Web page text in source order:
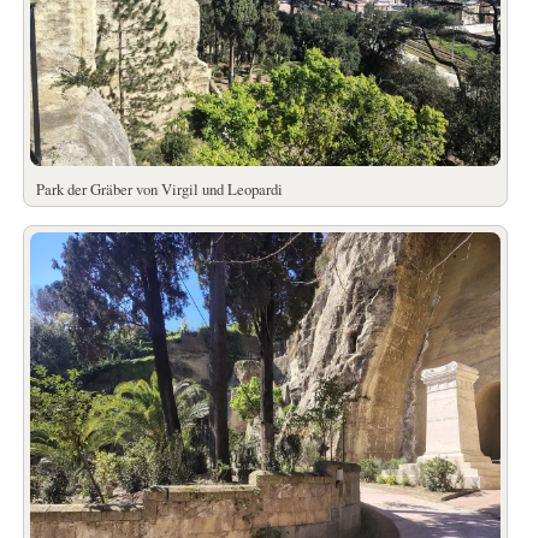
Park der Gräber von Virgil und Leopardi